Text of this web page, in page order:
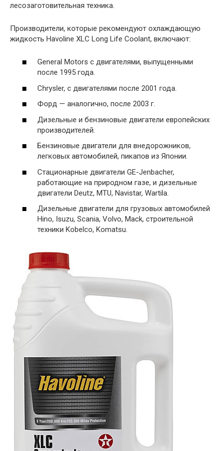
лесозаготовительная техника.
Производители, которые рекомендуют охлаждающую
жидкость Havoline XLC Long Life Coolant, включают:
General Motors с двигателями, выпущенными
после 1995 года.
Chrysler, с двигателями после 2001 года.
Форд — аналогично, после 2003 г.
Дизельные и бензиновые двигатели европейских
производителей.
Бензиновые двигатели для внедорожников,
легковых автомобилей, пикапов из Японии.
Стационарные двигатели GE-Jenbacher,
работающие на природном газе, и дизельные
двигатели Deutz, MTU, Navistar, Wartila.
Дизельные двигатели для грузовых автомобилей
Hino, Isuzu, Scania, Volvo, Mack, строительной
техники Kobelco, Komatsu.